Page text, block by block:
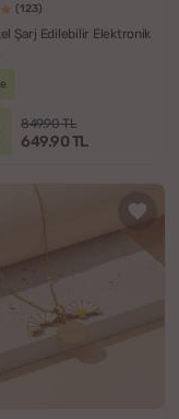
(123)
Şarj Edilebilir Elektronik
849.90 TL
649.90 TL